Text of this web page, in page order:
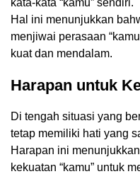
kata-kata “kamu” sendiri.
Hal ini menunjukkan
menjiwai perasaan
kuat dan mendalam.
Harapan untuk
Di tengah situasi yang
tetap memiliki hati yang
Harapan ini
kekuatan “kamu” untuk